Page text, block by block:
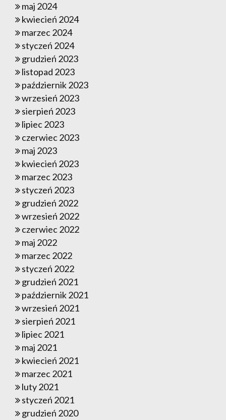
maj 2024
kwiecień 2024
marzec 2024
styczeń 2024
grudzień 2023
listopad 2023
październik 2023
wrzesień 2023
sierpień 2023
lipiec 2023
czerwiec 2023
maj 2023
kwiecień 2023
marzec 2023
styczeń 2023
grudzień 2022
wrzesień 2022
czerwiec 2022
maj 2022
marzec 2022
styczeń 2022
grudzień 2021
październik 2021
wrzesień 2021
sierpień 2021
lipiec 2021
maj 2021
kwiecień 2021
marzec 2021
luty 2021
styczeń 2021
grudzień 2020